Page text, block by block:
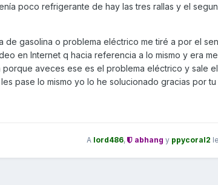
poco refrigerante de hay las tres rallas y el
de gasolina o problema eléctrico me tiré a por el
en Internet q hacia referencia a lo mismo y era
aveces ese es el problema eléctrico y sale
pase lo mismo yo lo he solucionado gracias por tu
A lord486, abhang y ppycoral2